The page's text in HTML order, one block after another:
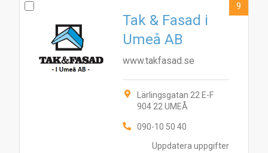
Uppdatera uppgifter
Tak & Fasad i
Umeå AB
www.takfasad.se
Lärlingsgatan 22 E-F
904 22 UMEÅ
090-10 50 40
9